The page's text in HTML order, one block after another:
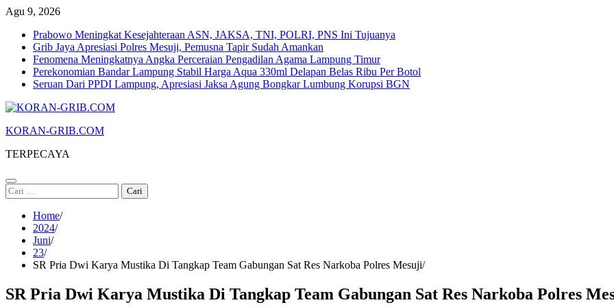
Skip
content
Agu 9, 2026
Prabowo Meningkat Kesejahteraan ASN, JAKSA, TNI, POLRI, PNS Ini Tujuanya
Grib Jaya Apresiasi Polres Mesuji, Pemusna Tapir Sudah Amankan
Fenomena Meningkatnya Angka Perceraian Pengadilan Agama Lampung Timur
Perekonomian Bandar Lampung Stabil Harga Aqua 330ml Delapan Belas Ribu Per Botol
Seruan Dari PPDI Lampung, Apresiasi Jaksa Agung Bongkar Lumbung Korupsi BGN
KORAN-GRIB.COM
TERPECAYA
Cari
untuk:
Home
2024
Juni
23
SR Pria Dwi Karya Mustika Di Tangkap Team Gabungan Sat Res Narkoba Polres Mesuji
SR Pria Dwi Karya Mustika Di Tangkap Team Gabungan Sat Res Narkoba Polres